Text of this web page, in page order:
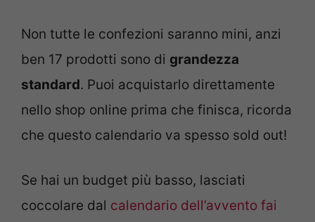
Non tutte le confezioni saranno mini, anzi
ben 17 prodotti sono di grandezza
standard. Puoi acquistarlo direttamente
nello shop online prima che finisca, ricorda
che questo calendario va spesso sold out!
Se hai un budget più basso, lasciati
coccolare dal calendario dell’avvento fai